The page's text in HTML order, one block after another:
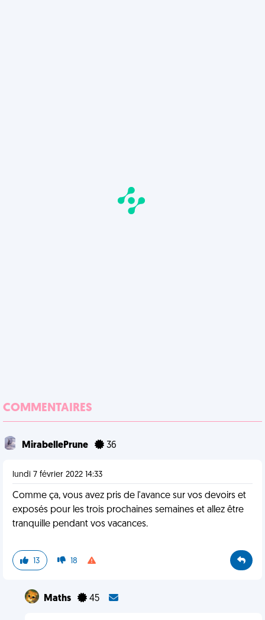
COMMENTAIRES
MirabellePrune 36
lundi 7 février 2022 14:33
Comme ça, vous avez pris de l'avance sur vos devoirs et
exposés pour les trois prochaines semaines et allez être
tranquille pendant vos vacances.
13 18
Maths 45